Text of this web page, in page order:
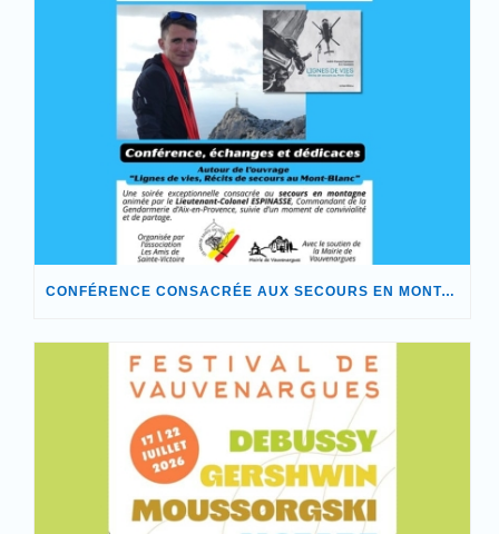
CONFÉRENCE CONSACRÉE AUX SECOURS EN MONTAGNE